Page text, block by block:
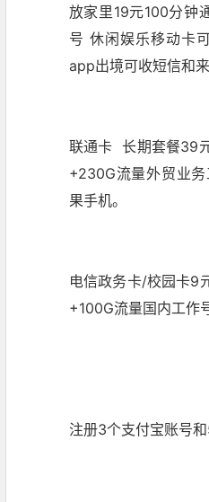
放家里19元100分钟
号 休闲娱乐移动卡
app出境可收短信和来
联通卡 长期套餐39
+230G流量外贸业
果手机。
电信政务卡/校园卡9
+100G流量国内工作
注册3个支付宝账号和